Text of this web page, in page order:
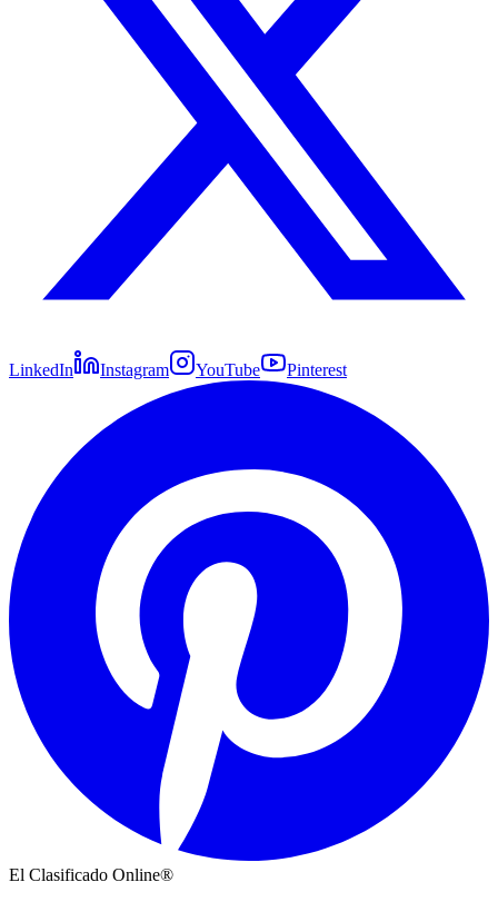
LinkedIn Instagram YouTube Pinterest
El Clasificado Online®